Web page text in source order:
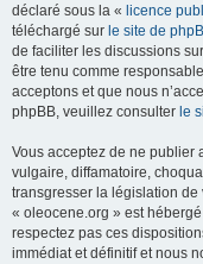
déclaré sous la « licence
téléchargé sur le site de
de faciliter les discussions
être tenu comme
acceptons et que nous
phpBB, veuillez consulter le
Vous acceptez de ne publier
vulgaire, diffamatoire,
transgresser la législation
« oleocene.org » est
respectez pas ces
immédiat et définitif et nous